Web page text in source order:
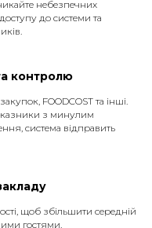
небезпечних
до системи та
контролю
FOODCOST та інші.
з минулим
система відправить
щоб збільшити середній
гостями.